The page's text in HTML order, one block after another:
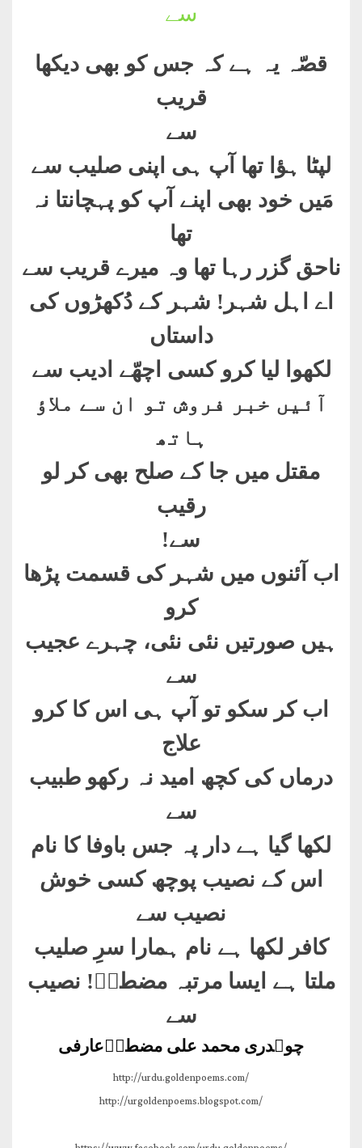
سے
قصّہ یہ ہے کہ جس کو بھی دیکھا
قریب
سے
لپٹا ہؤا تھا آپ ہی اپنی صلیب سے
مَیں خود بھی اپنے آپ کو پہچانتا نہ
تھا
ناحق گزر رہا تھا وہ میرے قریب سے
اے اہل شہر! شہر کے دُکھڑوں کی
داستاں
لکھوا لیا کرو کسی اچھّے ادیب سے
آئیں خبر فروش تو ان سے ملاؤ
ہاتھ
مقتل میں جا کے صلح بھی کر لو
رقیب
سے!
اب آئنوں میں شہر کی قسمت پڑھا
کرو
ہیں صورتیں نئی نئی، چہرے عجیب
سے
اب کر سکو تو آپ ہی اس کا کرو
علاج
درماں کی کچھ امید نہ رکھو طبیب
سے
لکھا گیا ہے دار پہ جس باوفا کا نام
اس کے نصیب پوچھ کسی خوش
نصیب سے
کافر لکھا ہے نام ہمارا سرِ صلیب
ملتا ہے ایسا مرتبہ مضطرؔ! نصیب
سے
چوہدری محمد علی مضطرؔعارفی
http://urdu.goldenpoems.com/
http://urgoldenpoems.blogspot.com/